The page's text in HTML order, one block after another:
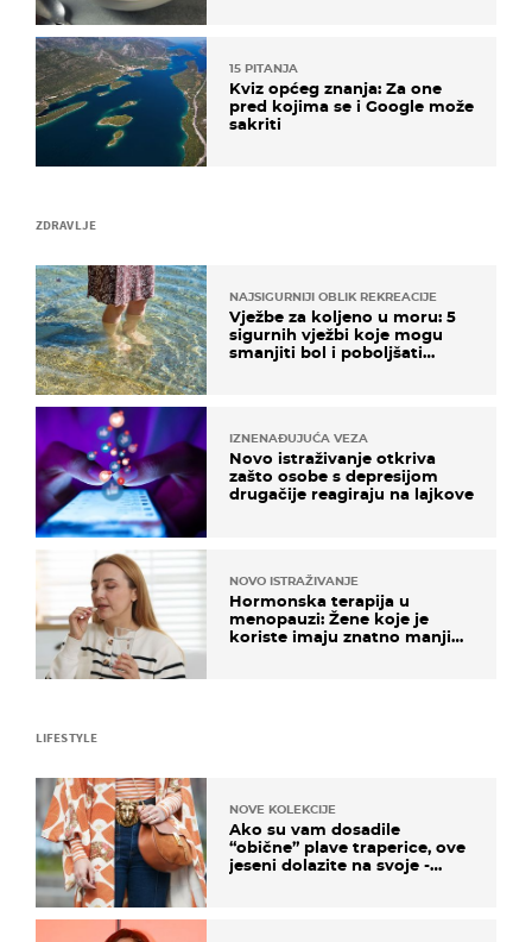
ZDRAVLJE
NAJSIGURNIJI OBLIK REKREACIJE
Vježbe za koljeno u moru: 5
sigurnih vježbi koje mogu
smanjiti bol i poboljšati
IZNENAĐUJUĆA VEZA
Novo istraživanje otkriva
zašto osobe s depresijom
drugačije reagiraju na lajkove
NOVO ISTRAŽIVANJE
Hormonska terapija u
menopauzi: Žene koje je
koriste imaju znatno manji
15 PITANJA
Kviz općeg znanja: Za one
pred kojima se i Google može
sakriti
LIFESTYLE
NOVE KOLEKCIJE
Ako su vam dosadile
“obične” plave traperice, ove
jeseni dolazite na svoje -